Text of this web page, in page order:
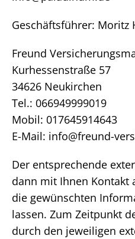
Geschäftsführer: Moritz
Freund
Kurhessenstraße 57
34626 Neukirchen
Tel.: 066949999019
Mobil: 017645914643
E-Mail: info@freund-
Der entsprechende
dann mit Ihnen Kontakt
die gewünschten
lassen. Zum Zeitpunkt
durch den jeweiligen